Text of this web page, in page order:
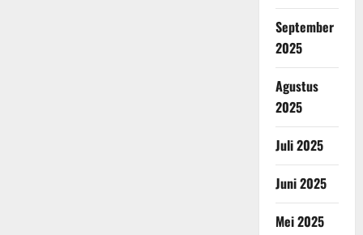
September
2025
Agustus
2025
Juli 2025
Juni 2025
Mei 2025